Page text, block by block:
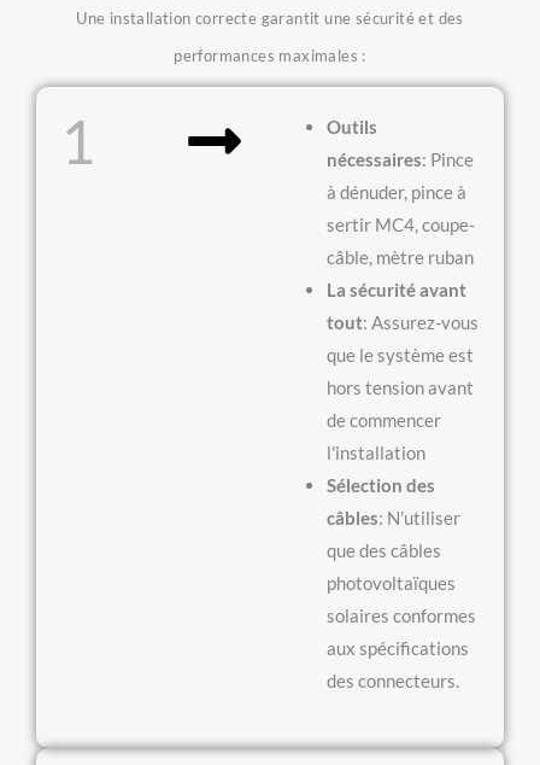
Une installation correcte garantit une sécurité et des
performances maximales :
1
Outils
nécessaires: Pince
à dénuder, pince à
sertir MC4, coupe-
câble, mètre ruban
La sécurité avant
tout: Assurez-vous
que le système est
hors tension avant
de commencer
l'installation
Sélection des
câbles: N'utiliser
que des câbles
photovoltaïques
solaires conformes
aux spécifications
des connecteurs.